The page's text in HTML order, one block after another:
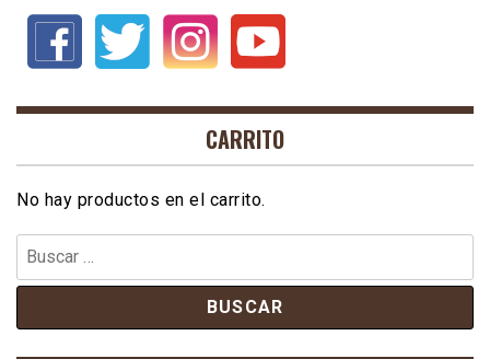
CARRITO
No hay productos en el carrito.
Buscar: